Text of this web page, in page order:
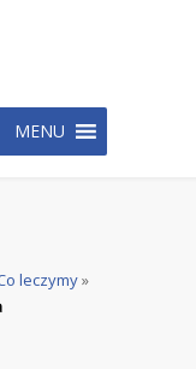
MENU
leczymy»